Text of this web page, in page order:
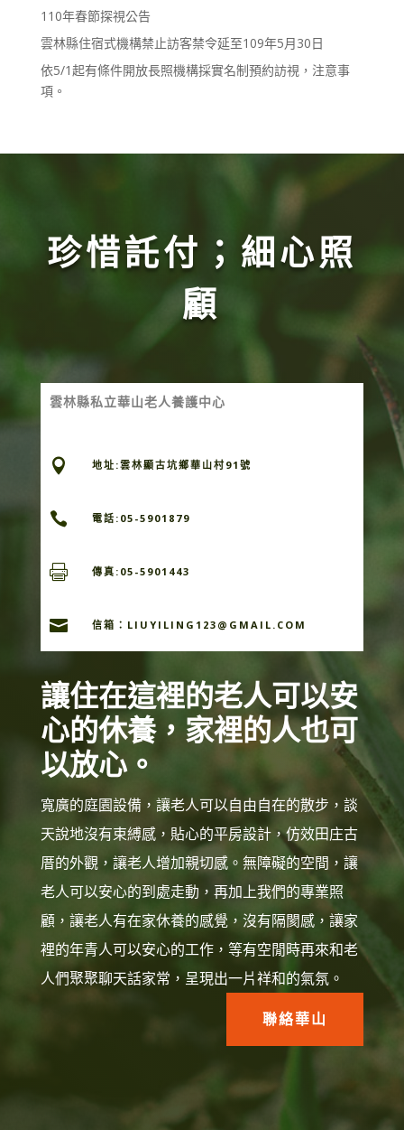
110年春節探視公告
雲林縣住宿式機構禁止訪客禁令延至109年5月30日
依5/1起有條件開放長照機構採實名制預約訪視，注意事
項。
珍惜託付；細心照
顧
雲林縣私立華山老人養護中心
 地址:雲林顯古坑鄉華山村91號
 電話:05-5901879
 傳真:05-5901443
 信箱： LIUYILING123@GMAIL.COM
讓住在這裡的老人可以安
心的休養，家裡的人也可
以放心。
寬廣的庭園設備，讓老人可以自由自在的散步，談
天說地沒有束縛感，貼心的平房設計，仿效田庄古
厝的外觀，讓老人增加親切感。無障礙的空間，讓
老人可以安心的到處走動，再加上我們的專業照
顧，讓老人有在家休養的感覺，沒有隔閡感，讓家
裡的年青人可以安心的工作，等有空閒時再來和老
人們聚聚聊天話家常，呈現出一片祥和的氣氛。
聯絡華山